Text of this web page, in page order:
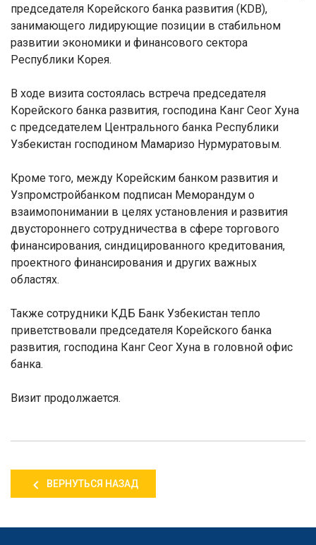
председателя Корейского банка развития ( KDB),
занимающего лидирующие позиции в стабильном
развитии экономики и финансового сектора
Республики Корея.
В ходе визита состоялась встреча председателя
Корейского банка развития, господина Канг Сеог Хуна
с председателем Центрального банка Республики
Узбекистан господином Мамаризо Нурмуратовым.
Кроме того, между Корейским банком развития и
Узпромстройбанком подписан Меморандум о
взаимопонимании в целях установления и развития
двустороннего сотрудничества в сфере торгового
финансирования, синдицированного кредитования,
проектного финансирования и других важных
областях.
Также сотрудники КДБ Банк Узбекистан тепло
приветствовали председателя Корейского банка
развития, господина Канг Сеог Хуна в головной офис
банка.
Визит продолжается.
ВЕРНУТЬСЯ НАЗАД